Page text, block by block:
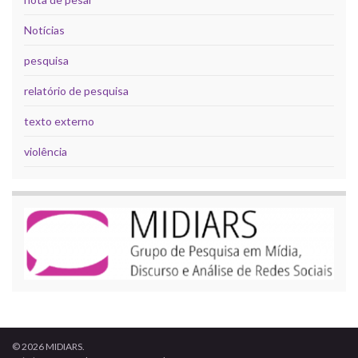
Notícias
pesquisa
relatório de pesquisa
texto externo
violência
© 2026 MIDIARS.